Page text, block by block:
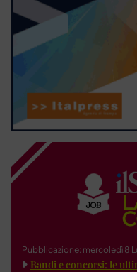
Pubblicazione: mercoledì 8
Bandi e concorsi: le